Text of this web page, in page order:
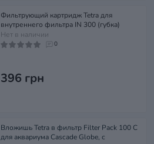
Фильтрующий картридж Tetra для
внутреннего фильтра IN 300 (губка)
Нет в наличии
0
396 грн
Вложишь Tetra в фильтр Filter Pack 100 C
для аквариума Cascade Globe, с